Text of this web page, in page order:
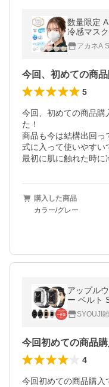
数量限定
冷感マス
んやり ク
アカネA
5
今回、初めての商品購
た！
商品も今は結構出回っ
式に入って使いやすい
最初に肌に触れた時に
購入した商品
カラー/グレー
アップル
ー ベルト
ンレス お
ツ 一体型
SYOUJI
4
今回初めての商品購入